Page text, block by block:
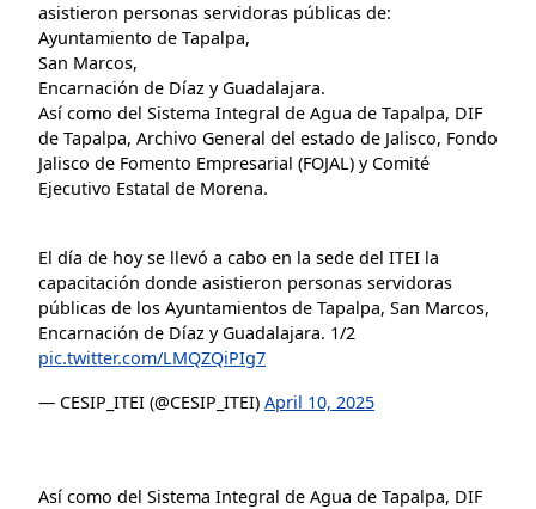
asistieron personas servidoras públicas de:
Ayuntamiento de Tapalpa,
San Marcos,
Encarnación de Díaz y Guadalajara.
Así como del Sistema Integral de Agua de Tapalpa, DIF
de Tapalpa, Archivo General del estado de Jalisco, Fondo
Jalisco de Fomento Empresarial (FOJAL) y Comité
Ejecutivo Estatal de Morena.
El día de hoy se llevó a cabo en la sede del ITEI la
capacitación donde asistieron personas servidoras
públicas de los Ayuntamientos de Tapalpa, San Marcos,
Encarnación de Díaz y Guadalajara. 1/2
pic.twitter.com/LMQZQiPIg7
— CESIP_ITEI (@CESIP_ITEI) April 10, 2025
Así como del Sistema Integral de Agua de Tapalpa, DIF